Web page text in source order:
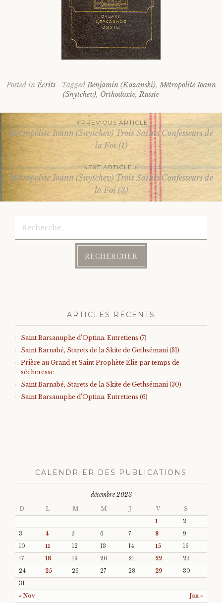
Posted in Écrits Tagged Benjamin (Kazanski), Métropolite Ioann
(Snytchev), Orthodoxie, Russie
Post
navigation
PREVIOUS ARTICLE
Métropolite Ioann (Snytchev) Trois Saints Confesseurs de
la Foi (1)
NEXT ARTICLE
Métropolite Ioann (Snytchev) Trois Saints Confesseurs de
la Foi (3)
ARTICLES RÉCENTS
Saint Barsanuphe d’Optina. Entretiens (7)
Saint Barnabé, Starets de la Skite de Gethsémani (31)
Prière au Grand et Saint Prophète Élie par temps de
sécheresse
Saint Barnabé, Starets de la Skite de Gethsémani (30)
Saint Barsanuphe d’Optina. Entretiens (6)
CALENDRIER DES PUBLICATIONS
décembre 2023
D L M M J V S
« Nov Jan »
1
2
3
4 5 6 7 8
9
10
11 12 13 14 15
16
17
18 19 20 21 22
23
24
25 26 27 28 29
30
31